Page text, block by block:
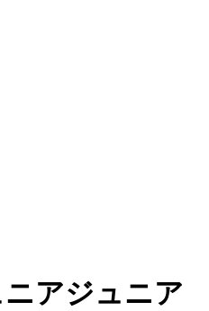
ニアジュニア